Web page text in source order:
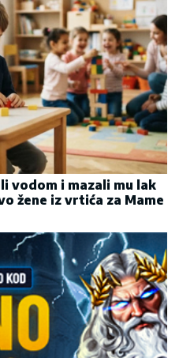
vodom i mazali mu lak
žene iz vrtića za Mame